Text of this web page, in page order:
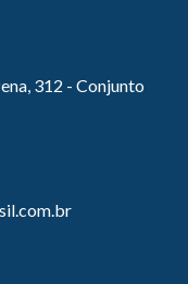
312 - Conjunto